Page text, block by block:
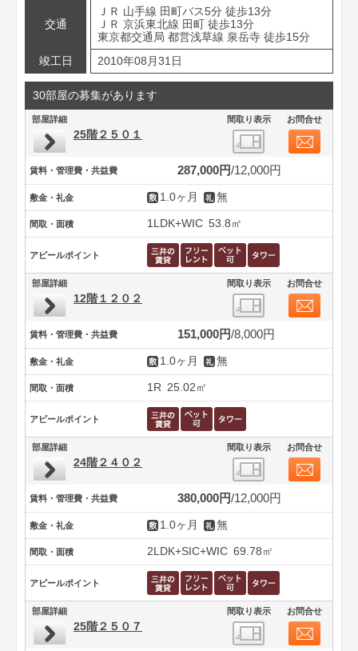
交通
ＪＲ 山手線 田町バス5分 徒歩13分
ＪＲ 京浜東北線 田町 徒歩13分
東京都交通局 都営浅草線 泉岳寺 徒歩15分
竣工日
2010年08月31日
30部屋の募集があります
部屋詳細 間取り表示 お問合せ
25階２５０１
賃料・管理費・共益費 287,000円 12,000円
敷金・礼金 1.0ヶ月 無
間取・面積 1LDK+WIC 53.8㎡
アピールポイント
部屋詳細 間取り表示 お問合せ
12階１２０２
賃料・管理費・共益費 151,000円 8,000円
敷金・礼金 1.0ヶ月 無
間取・面積 1R 25.02㎡
アピールポイント
部屋詳細 間取り表示 お問合せ
24階２４０２
賃料・管理費・共益費 380,000円 12,000円
敷金・礼金 1.0ヶ月 無
間取・面積 2LDK+SIC+WIC 69.78㎡
アピールポイント
部屋詳細 間取り表示 お問合せ
25階２５０７